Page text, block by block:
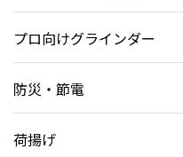
プロ向けグラインダー
防災・節電
荷揚げ